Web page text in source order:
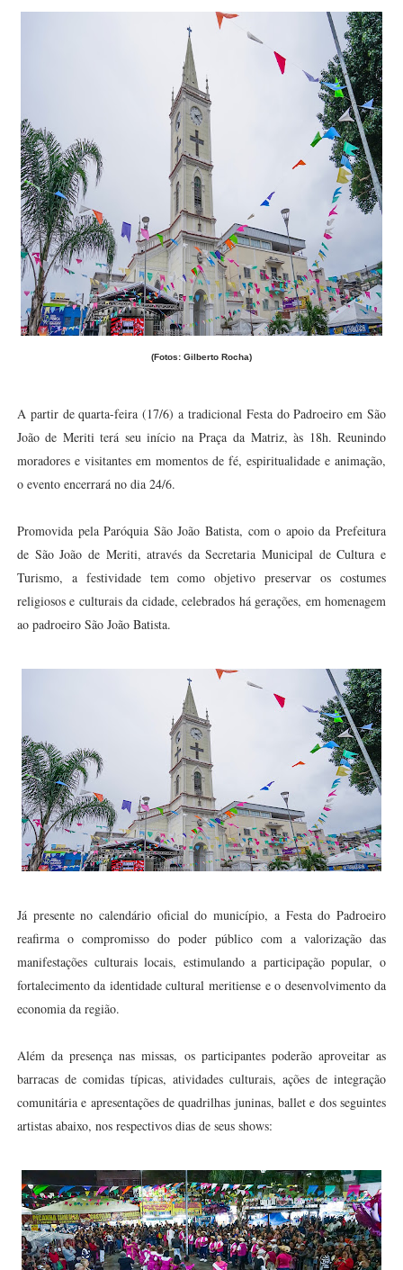
(Fotos: Gilberto Rocha)
A partir de quarta-feira (17/6) a tradicional Festa do Padroeiro em São
João de Meriti terá seu início na Praça da Matriz, às 18h. Reunindo
moradores e visitantes em momentos de fé, espiritualidade e animação,
o evento encerrará no dia 24/6.
Promovida pela Paróquia São João Batista, com o apoio da Prefeitura
de São João de Meriti, através da Secretaria Municipal de Cultura e
Turismo, a festividade tem como objetivo preservar os costumes
religiosos e culturais da cidade, celebrados há gerações, em homenagem
ao padroeiro São João Batista.
Já presente no calendário oficial do município, a Festa do Padroeiro
reafirma o compromisso do poder público com a valorização das
manifestações culturais locais, estimulando a participação popular, o
fortalecimento da identidade cultural meritiense e o desenvolvimento da
economia da região.
Além da presença nas missas, os participantes poderão aproveitar as
barracas de comidas típicas, atividades culturais, ações de integração
comunitária e apresentações de quadrilhas juninas, ballet e dos seguintes
artistas abaixo, nos respectivos dias de seus shows: